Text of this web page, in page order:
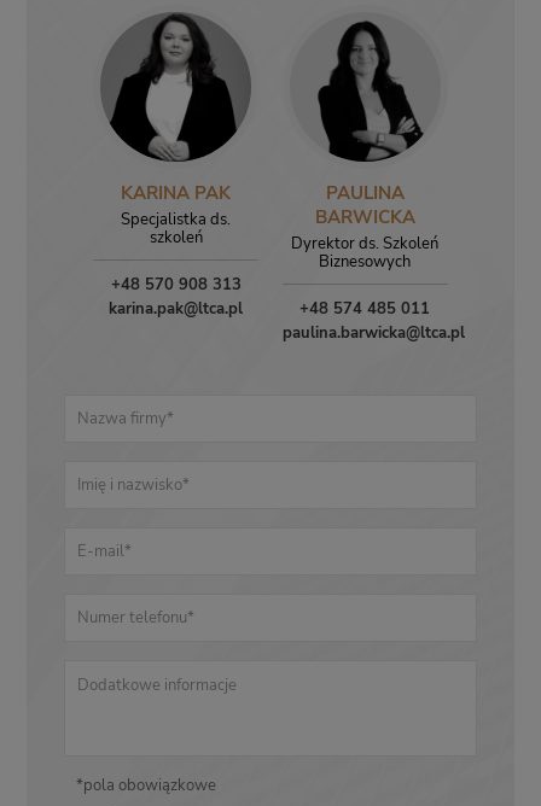
KARINA PAK
Specjalistka ds.
szkoleń
+48 570 908 313
karina.pak@ltca.pl
PAULINA
BARWICKA
Dyrektor ds. Szkoleń
Biznesowych
+48 574 485 011
paulina.barwicka@ltca.pl
*pola obowiązkowe